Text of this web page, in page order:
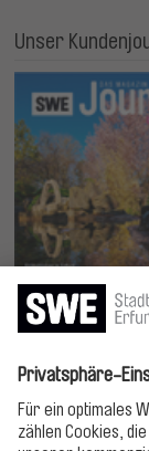
Unser
Jetzt lesen!
Bitte folgen!